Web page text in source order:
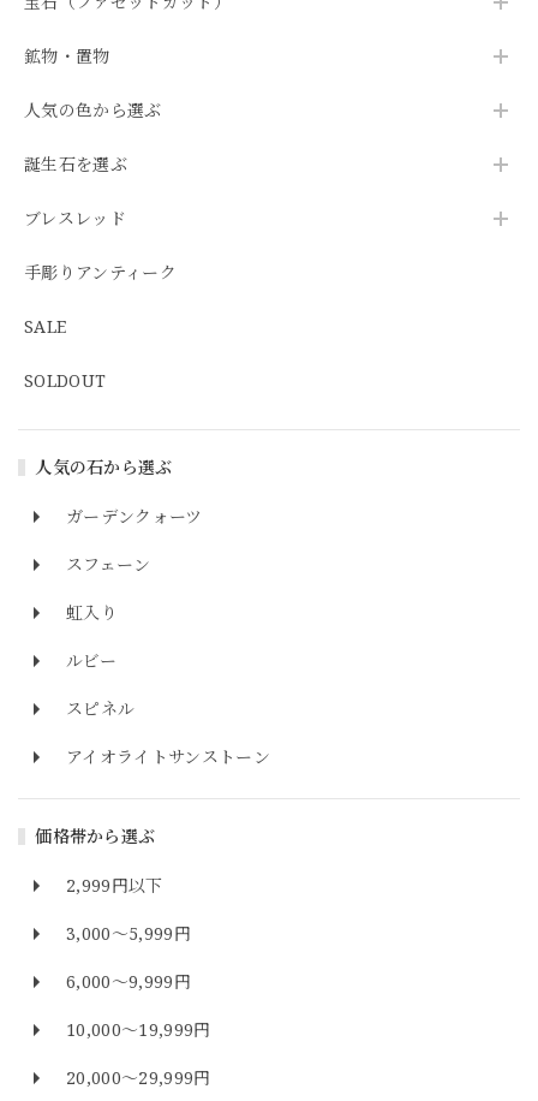
鉱物・置物
人気の色から選ぶ
誕生石を選ぶ
ブレスレッド
手彫りアンティーク
SALE
SOLDOUT
人気の石から選ぶ
ガーデンクォーツ
スフェーン
虹入り
ルビー
スピネル
アイオライトサンストーン
価格帯から選ぶ
2,999円以下
3,000～5,999円
6,000～9,999円
10,000～19,999円
20,000～29,999円